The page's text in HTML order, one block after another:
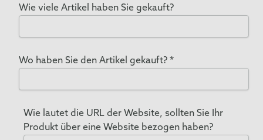
Wie viele Artikel haben Sie gekauft?
Wo haben Sie den Artikel gekauft? *
Wie lautet die URL der Website, sollten Sie Ihr
Produkt über eine Website bezogen haben?